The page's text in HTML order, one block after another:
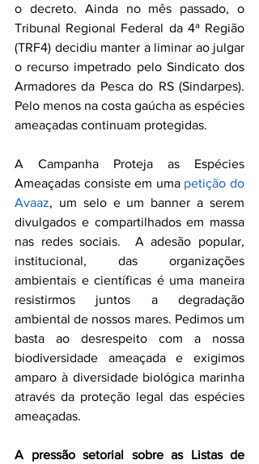
o decreto. Ainda no mês passado, o
Tribunal Regional Federal da 4ª Região
(TRF4) decidiu manter a liminar ao julgar
o recurso impetrado pelo Sindicato dos
Armadores da Pesca do RS (Sindarpes).
Pelo menos na costa gaúcha as espécies
ameaçadas continuam protegidas.
A Campanha Proteja as Espécies
Ameaçadas consiste em uma petição do
Avaaz, um selo e um banner a serem
divulgados e compartilhados em massa
nas redes sociais.  A adesão popular,
institucional, das organizações
ambientais e científicas é uma maneira
resistirmos juntos a degradação
ambiental de nossos mares. Pedimos um
basta ao desrespeito com a nossa
biodiversidade ameaçada e exigimos
amparo à diversidade biológica marinha
através da proteção legal das espécies
ameaçadas.
A pressão setorial sobre as Listas de